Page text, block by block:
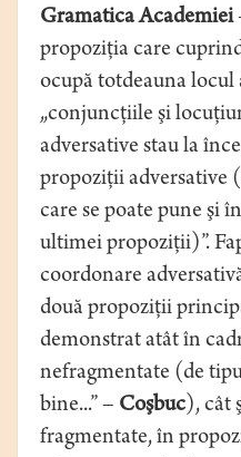
Gramatica Academiei
propoziţia care
ocupă totdeauna locul
„conjuncţiile şi
adversative stau la
propoziţii adversative
care se poate pune şi
ultimei propoziţii)”.
coordonare
două propoziţii
demonstrat atât în
nefragmentate (de
bine...” – Coşbuc), cât
fragmentate, în